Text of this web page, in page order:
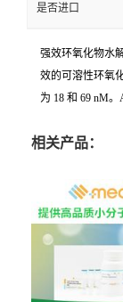
是否进口
强效环氧化物水
效的可溶性环氧
为 18 和 69 nM
相关产品：